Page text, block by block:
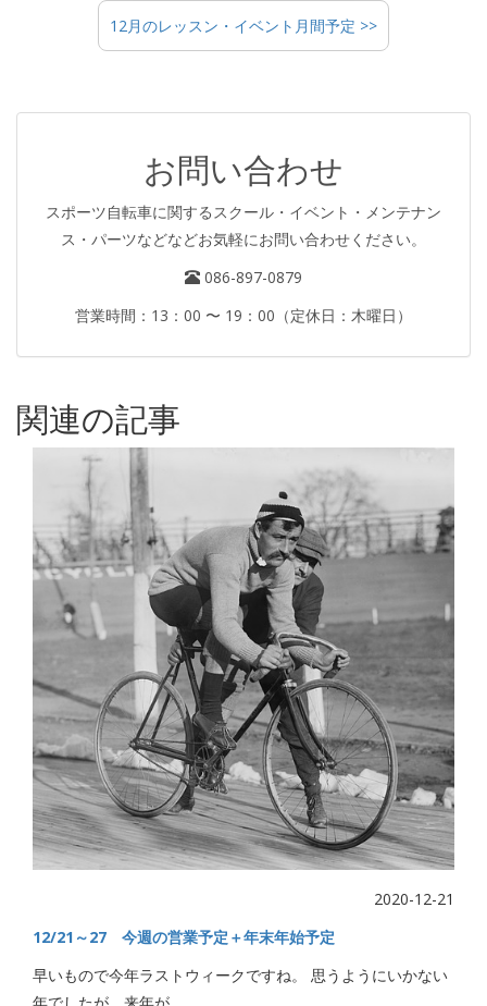
12月のレッスン・イベント月間予定 >>
お問い合わせ
スポーツ自転車に関するスクール・イベント・メンテナン
ス・パーツなどなどお気軽にお問い合わせください。
086-897-0879
営業時間：13：00 〜 19：00（定休日：木曜日）
関連の記事
2020-12-21
12/21～27 今週の営業予定＋年末年始予定
早いもので今年ラストウィークですね。 思うようにいかない